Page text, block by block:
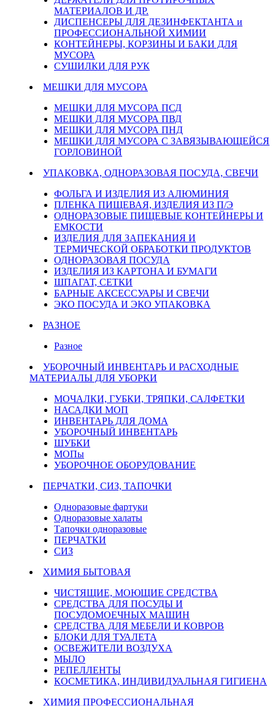
МАТЕРИАЛОВ И ДР.
ДИСПЕНСЕРЫ ДЛЯ ДЕЗИНФЕКТАНТА и
ПРОФЕССИОНАЛЬНОЙ ХИМИИ
КОНТЕЙНЕРЫ, КОРЗИНЫ И БАКИ ДЛЯ
МУСОРА
СУШИЛКИ ДЛЯ РУК
МЕШКИ ДЛЯ МУСОРА
МЕШКИ ДЛЯ МУСОРА ПСД
МЕШКИ ДЛЯ МУСОРА ПВД
МЕШКИ ДЛЯ МУСОРА ПНД
МЕШКИ ДЛЯ МУСОРА С ЗАВЯЗЫВАЮЩЕЙСЯ
ГОРЛОВИНОЙ
УПАКОВКА, ОДНОРАЗОВАЯ ПОСУДА, СВЕЧИ
ФОЛЬГА И ИЗДЕЛИЯ ИЗ АЛЮМИНИЯ
ПЛЕНКА ПИЩЕВАЯ, ИЗДЕЛИЯ ИЗ П/Э
ОДНОРАЗОВЫЕ ПИЩЕВЫЕ КОНТЕЙНЕРЫ И
ЕМКОСТИ
ИЗДЕЛИЯ ДЛЯ ЗАПЕКАНИЯ И
ТЕРМИЧЕСКОЙ ОБРАБОТКИ ПРОДУКТОВ
ОДНОРАЗОВАЯ ПОСУДА
ИЗДЕЛИЯ ИЗ КАРТОНА И БУМАГИ
ШПАГАТ, СЕТКИ
БАРНЫЕ АКСЕССУАРЫ И СВЕЧИ
ЭКО ПОСУДА И ЭКО УПАКОВКА
РАЗНОЕ
Разное
УБОРОЧНЫЙ ИНВЕНТАРЬ И РАСХОДНЫЕ
МАТЕРИАЛЫ ДЛЯ УБОРКИ
МОЧАЛКИ, ГУБКИ, ТРЯПКИ, САЛФЕТКИ
НАСАДКИ МОП
ИНВЕНТАРЬ ДЛЯ ДОМА
УБОРОЧНЫЙ ИНВЕНТАРЬ
ШУБКИ
МОПы
УБОРОЧНОЕ ОБОРУДОВАНИЕ
ПЕРЧАТКИ, СИЗ, ТАПОЧКИ
Одноразовые фартуки
Одноразовые халаты
Тапочки одноразовые
ПЕРЧАТКИ
СИЗ
ХИМИЯ БЫТОВАЯ
ЧИСТЯЩИЕ, МОЮЩИЕ СРЕДСТВА
СРЕДСТВА ДЛЯ ПОСУДЫ И
ПОСУДОМОЕЧНЫХ МАШИН
СРЕДСТВА ДЛЯ МЕБЕЛИ И КОВРОВ
БЛОКИ ДЛЯ ТУАЛЕТА
ОСВЕЖИТЕЛИ ВОЗДУХА
МЫЛО
РЕПЕЛЛЕНТЫ
КОСМЕТИКА, ИНДИВИДУАЛЬНАЯ ГИГИЕНА
ХИМИЯ ПРОФЕССИОНАЛЬНАЯ